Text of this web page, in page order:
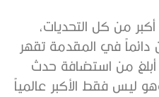
أكبر من كل التحديات،
دائماً في المقدمة تقهر
أبلغ من استضافة حدث
2020 دبي” وهو ليس فقط الأكبر عالمياً